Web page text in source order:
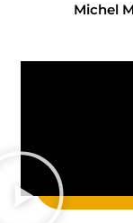
Michel